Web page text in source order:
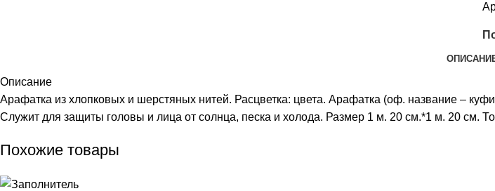
Описание
Арафатка из хлопковых и шерстяных нитей. Расцветка: цвета. Арафатка (оф. название –
Служит для защиты головы и лица от солнца, песка и холода. Размер 1 м. 20 см.*1 м. 20 см.
Похожие товары